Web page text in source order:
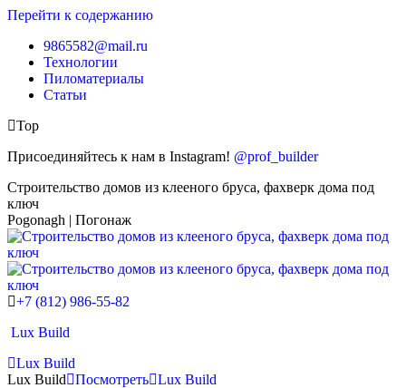
Перейти к содержанию
9865582@mail.ru
Технологии
Пиломатериалы
Статьи
Top
Присоединяйтесь к нам в Instagram! @prof_builder
Строительство домов из клееного бруса, фахверк дома под
ключ
Pogonagh | Погонаж
+7 (812) 986-55-82
Lux Build
Lux Build
Lux Build
Посмотреть Lux Build